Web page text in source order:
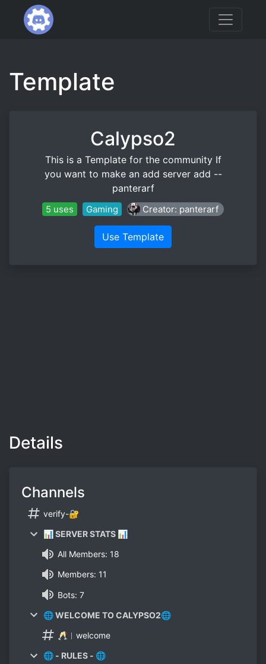
Template
Calypso2
This is a Template for the community If
you want to make an add server add --
panterarf
5 uses Gaming Creator: panterarf
Use Template
Details
Channels
verify-🔐
📊 SERVER STATS 📊
All Members: 18
Members: 11
Bots: 7
🌐 WELCOME TO CALYPSO2🌐
🥂︱welcome
🌐 - RULES - 🌐